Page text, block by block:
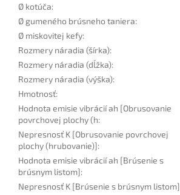
Ø kotúča:
Ø gumeného brúsneho taniera:
Ø miskovitej kefy:
Rozmery náradia (šírka):
Rozmery náradia (dĺžka):
Rozmery náradia (výška):
Hmotnosť:
Hodnota emisie vibrácií ah [Obrusovanie
povrchovej plochy (h:
Nepresnosť K [Obrusovanie povrchovej
plochy (hrubovanie)]:
Hodnota emisie vibrácií ah [Brúsenie s
brúsnym listom]:
Nepresnosť K [Brúsenie s brúsnym listom]